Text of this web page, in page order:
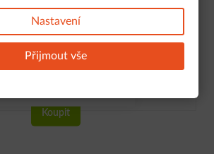
Čistič S Weicon
Kód: 548534
Skladem 5 a více kusů
348,-Kč
Koupit
reklam.
vše
cookies
Nastavení
Přijmout vše